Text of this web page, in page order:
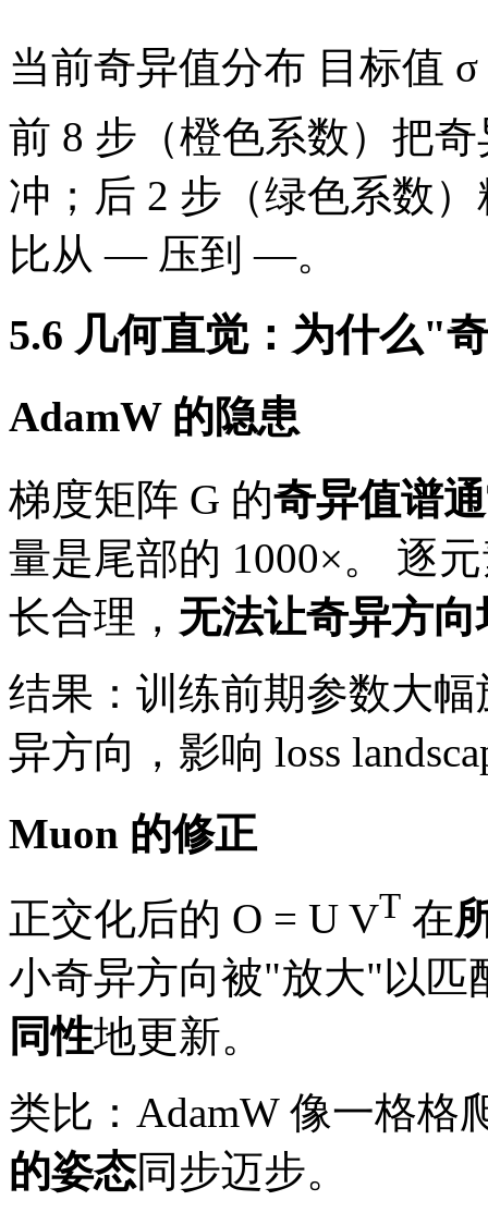
当前奇异值分布 目标值
前 8 步（橙色系数）把
冲；后 2 步（绿色系数
比从—压到—。
5.6 几何直觉：为什么"
AdamW 的隐患
梯度矩阵 G 的奇异值谱
量是尾部的 1000×。 逐
长合理， 无法让奇异方向
结果：训练前期参数大
异方向，影响 loss
Muon 的修正
正交化后的 O = U VT 在
小奇异方向被"放大"以匹
同性地更新。
类比：AdamW 像一格格
的姿态同步迈步。